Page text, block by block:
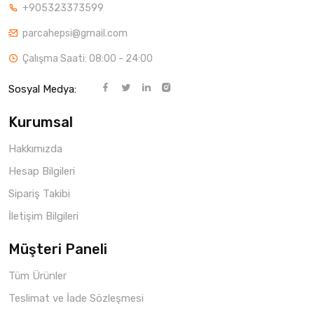
+905323373599
parcahepsi@gmail.com
Çalışma Saati: 08:00 - 24:00
Sosyal Medya:
Kurumsal
Hakkımızda
Hesap Bilgileri
Sipariş Takibi
İletişim Bilgileri
Müşteri Paneli
Tüm Ürünler
Teslimat ve İade Sözleşmesi